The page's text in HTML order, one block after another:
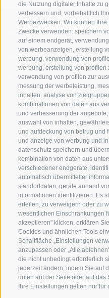
die Nutzung digitaler Inhalte zu
verbessern und, vorbehaltlich
Werbezwecken. Wir können
Zwecke verwenden: speichern
auf einem endgerät,
von werbeanzeigen, erstellung
werbung, verwendung von
werbung, erstellung von
verwendung von profilen zur
messung der werbeleistung,
inhalten, analyse von
kombinationen von daten aus
und verbesserung der
auswahl von inhalten,
und aufdeckung von betrug und
und anzeige von werbung und
datenschutz speichern und
kombination von daten aus
verschiedener endgeräte,
automatisch übermittelter
standortdaten, geräte anhand
informationen identifizieren. Es
erteilen, zu verweigern oder zu
wesentlichen Einschränkungen
akzeptieren" klicken, erklären
Cookies und ähnlichen Tools
Schaltfläche „Einstellungen
anzupassen oder „Alle
die nicht unbedingt erforderlich
jederzeit ändern, indem Sie auf
unten auf der Seite oder auf
Ihre Einstellungen gelten nur
BETRIEBSZEITEN
UMLAUFBAHN GITSCHBERG:
UMLAUFBAHN JOCHTAL:
VERBINDUNG GAISJOCH:
Täglich von 8.30 Uhr bis 11.45
Betriebszeiten können je nach
beachten Sie die
SEILBAHN MÜHLBACH -
Werktags alle 10 Minuten: 6.50
Sonn- und Feiertags: 8.30 -
BUSREISEN PARTNER
© 2026
Katharina-Lanz-Straße 90 -